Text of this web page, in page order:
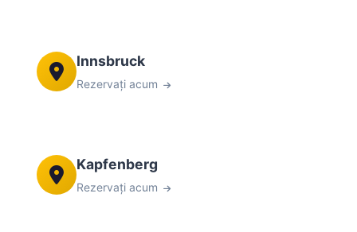
Innsbruck
Rezervați acum
Kapfenberg
Rezervați acum